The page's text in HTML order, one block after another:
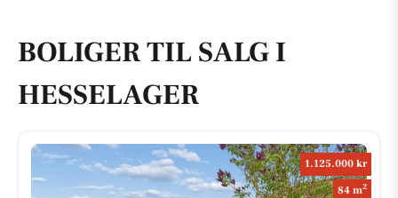
BOLIGER TIL SALG I
HESSELAGER
1.125.000 kr
84 m2